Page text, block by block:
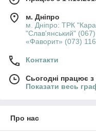
м. Дніпро
м. Дніпро: ТРК
"Слав'янський"
«Фаворит» (073)
Контакти
Сьогодні працює
Показати весь
Про нас